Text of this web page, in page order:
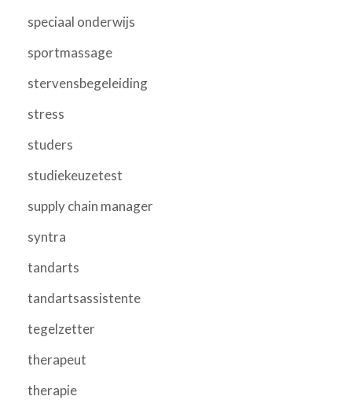
speciaal onderwijs
sportmassage
stervensbegeleiding
stress
studers
studiekeuzetest
supply chain manager
syntra
tandarts
tandartsassistente
tegelzetter
therapeut
therapie